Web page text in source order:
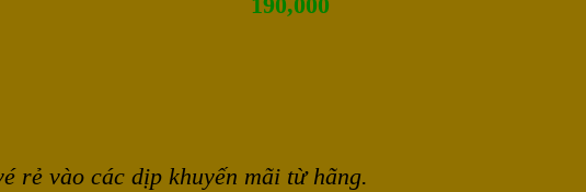
rẻ vào các dịp khuyến mãi từ hãng.